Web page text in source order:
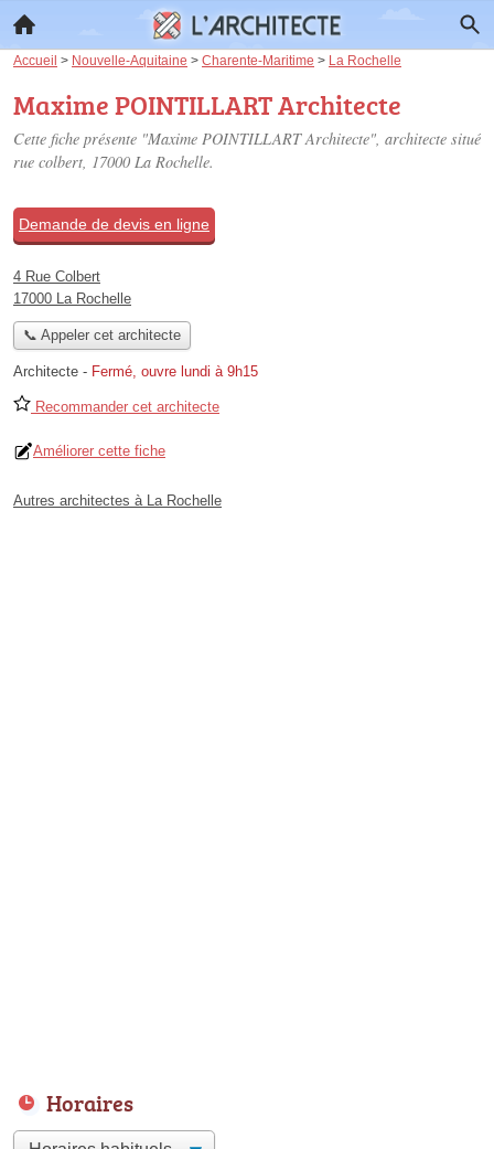
Accueil > Nouvelle-Aquitaine > Charente-Maritime > La Rochelle
Maxime POINTILLART Architecte
Cette fiche présente "Maxime POINTILLART Architecte", architecte situé
rue colbert, 17000 La Rochelle.
Demande de devis en ligne
4 Rue Colbert
17000 La Rochelle
📞 Appeler cet architecte
Architecte - Fermé, ouvre lundi à 9h15
Recommander cet architecte
Améliorer cette fiche
Autres architectes à La Rochelle
Horaires